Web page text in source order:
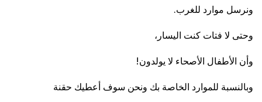
ونرسل موارد للغرب.
وحتى لا فتات كنت اليسار،
وأن الأطفال الأصحاء لا يولدون!
وبالنسبة للموارد الخاصة بك ونحن سوف أعطيك حقنة